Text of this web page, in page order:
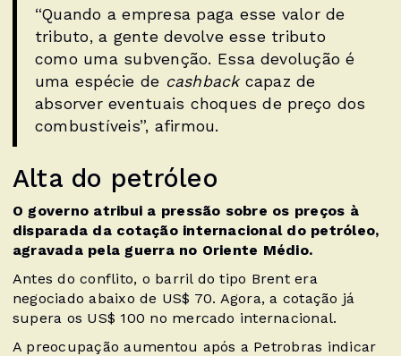
“Quando a empresa paga esse valor de
tributo, a gente devolve esse tributo
como uma subvenção. Essa devolução é
uma espécie de cashbackcapaz de
absorver eventuais choques de preço dos
combustíveis”, afirmou.
Alta do petróleo
O governo atribui a pressão sobre os preços à
disparada da cotação internacional do petróleo,
agravada pela guerra no Oriente Médio.
Antes do conflito, o barril do tipo Brent era
negociado abaixo de US$ 70. Agora, a cotação já
supera os US$ 100 no mercado internacional.
A preocupação aumentou após a Petrobras indicar